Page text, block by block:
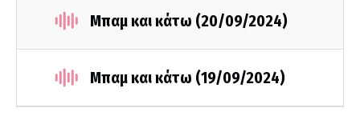
Μπαμ και κάτω (20/09/2024)
Μπαμ και κάτω (19/09/2024)